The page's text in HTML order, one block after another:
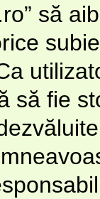
să
să fie